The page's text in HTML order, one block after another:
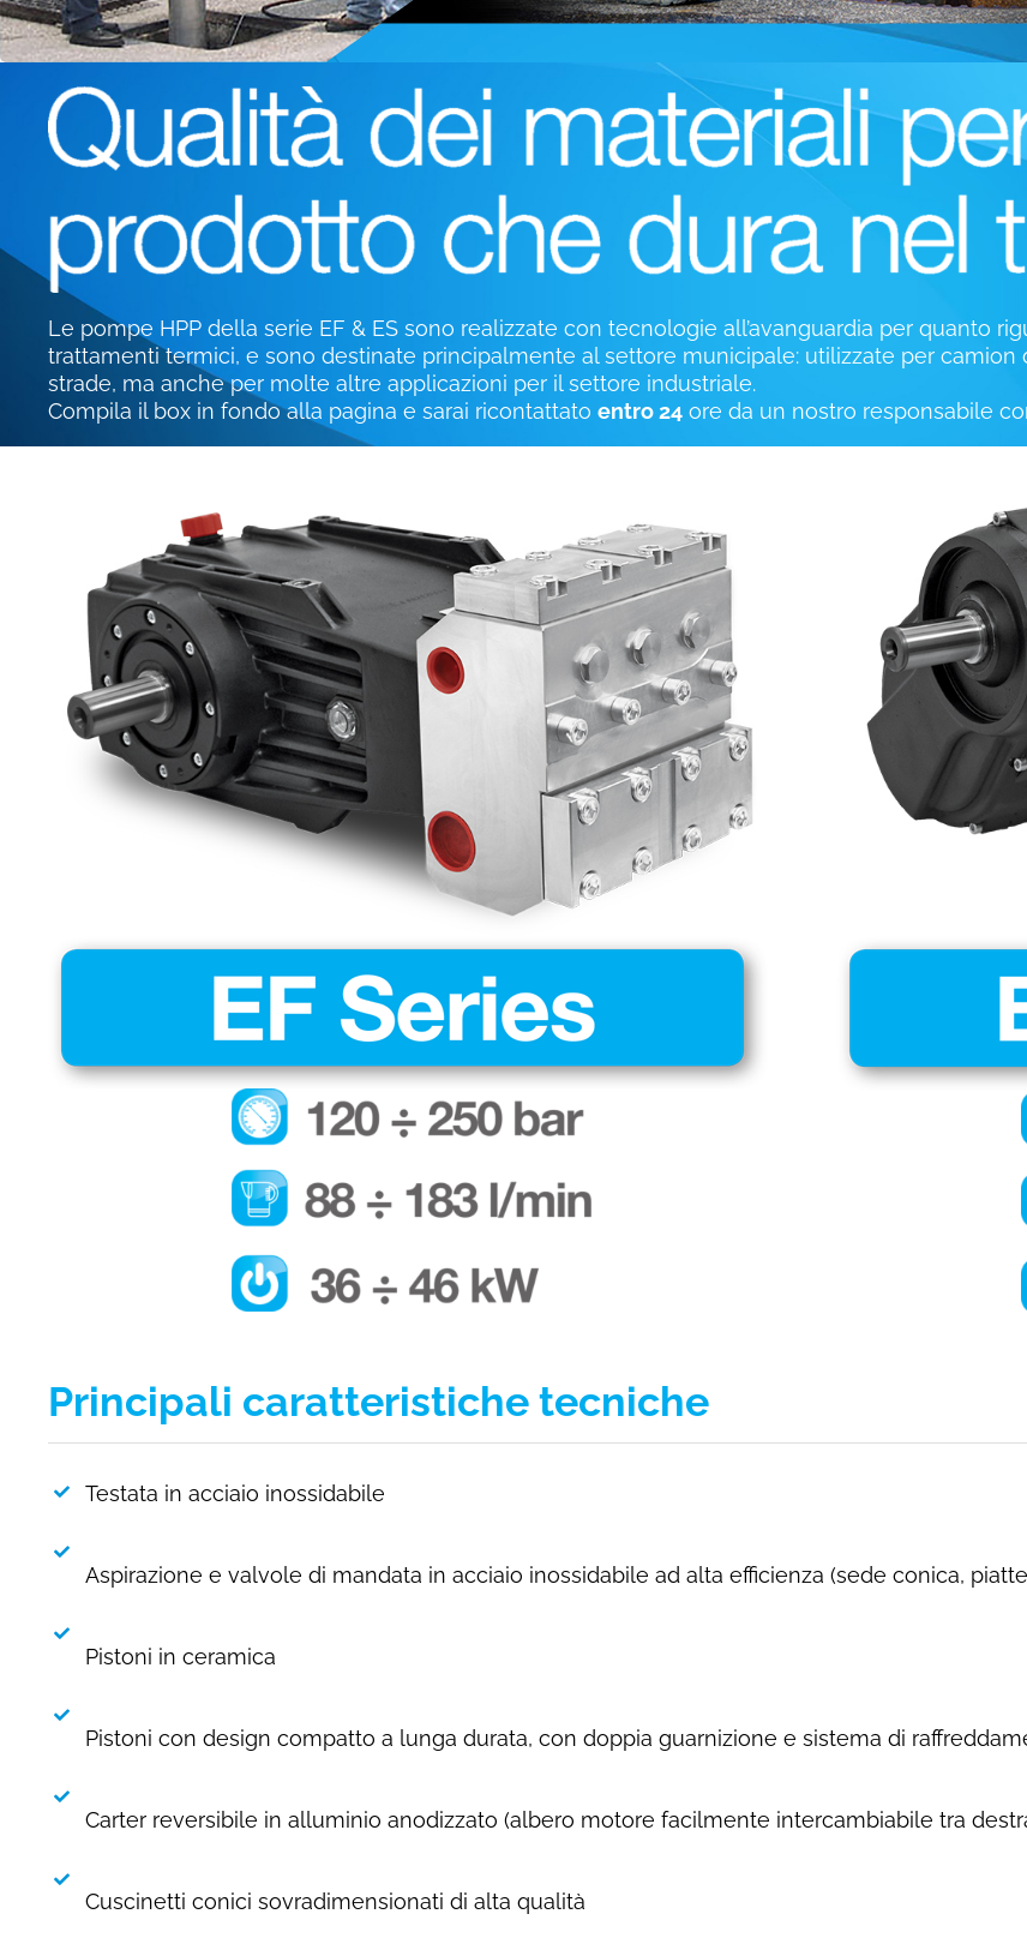
Le pompe HPP della serie EF & ES sono realizzate con tecnologie all’avanguardia per quanto
trattamenti termici, e sono destinate principalmente al settore municipale: utilizzate per
strade, ma anche per molte altre applicazioni per il settore industriale.
Compila il box in fondo alla pagina e sarai ricontattato entro 24 ore da un nostro responsabile
Principali caratteristiche tecniche
Testata in acciaio inossidabile
Aspirazione e valvole di mandata in acciaio inossidabile ad alta efficienza (sede conica,
Pistoni in ceramica
Pistoni con design compatto a lunga durata, con doppia guarnizione e sistema di
Carter reversibile in alluminio anodizzato (albero motore facilmente intercambiabile tra
Cuscinetti conici sovradimensionati di alta qualità